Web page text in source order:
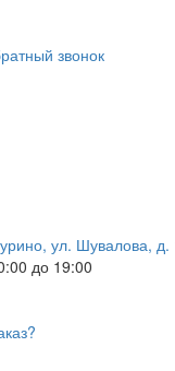
звонок
ул. Шувалова, д.
до 19:00